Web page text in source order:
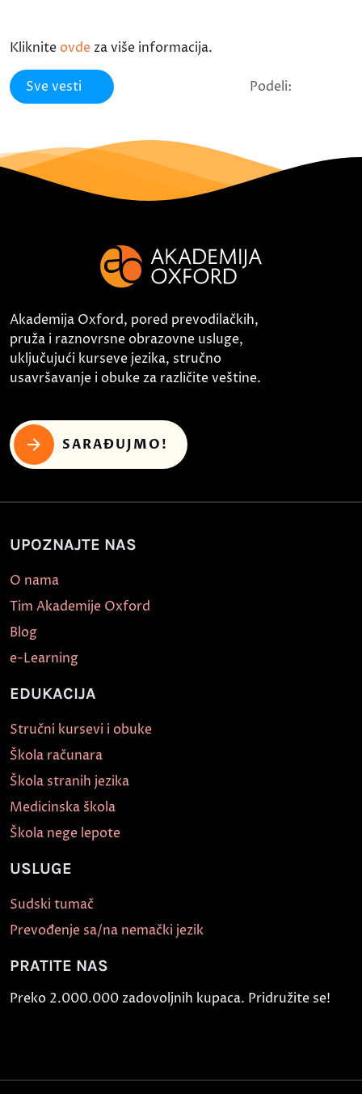
Kliknite ovde za više informacija.
Sve vesti Podeli:
Akademija Oxford, pored prevodilačkih,
pruža i raznovrsne obrazovne usluge,
uključujući kurseve jezika, stručno
usavršavanje i obuke za različite veštine.
SARAĐUJMO!
UPOZNAJTE NAS
O nama
Tim Akademije Oxford
Blog
e-Learning
EDUKACIJA
Stručni kursevi i obuke
Škola računara
Škola stranih jezika
Medicinska škola
Škola nege lepote
USLUGE
Sudski tumač
Prevođenje sa/na nemački jezik
PRATITE NAS
Preko 2.000.000 zadovoljnih kupaca. Pridružite se!